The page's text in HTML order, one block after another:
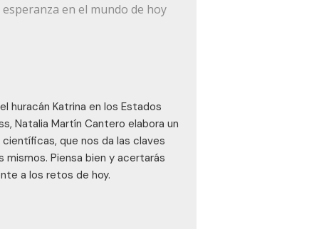
en el mundo de hoy
huracán Katrina en los Estados
Natalia Martín Cantero elabora un
que nos da las claves
Piensa bien y acertarás
a los retos de hoy.